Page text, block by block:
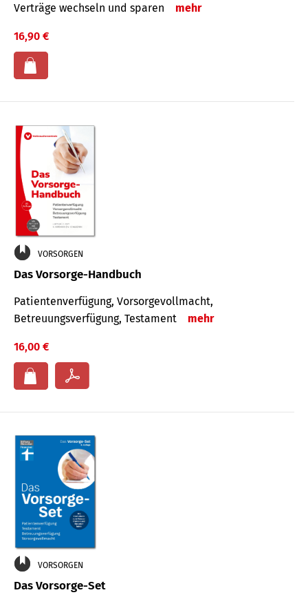
Verträge wechseln und sparen
mehr
16,90 €
VORSORGEN
Das Vorsorge-Handbuch
Patientenverfügung, Vorsorgevollmacht,
Betreuungsverfügung, Testament
mehr
16,00 €
VORSORGEN
Das Vorsorge-Set